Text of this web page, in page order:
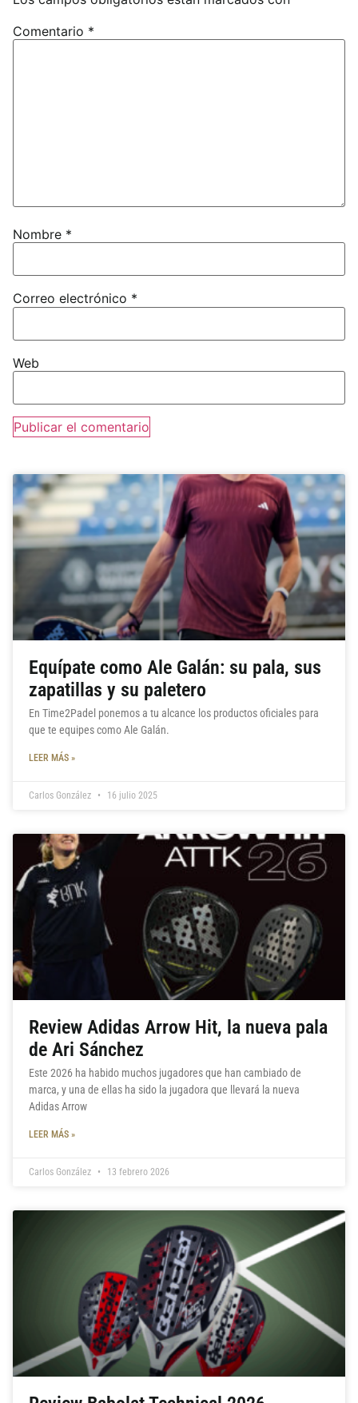
Comentario *
Nombre *
Correo electrónico *
Web
Equípate como Ale Galán: su pala, sus
zapatillas y su paletero
En Time2Padel ponemos a tu alcance los productos oficiales para
que te equipes como Ale Galán.
LEER MÁS »
Carlos González 16 julio 2025
Review Adidas Arrow Hit, la nueva pala
de Ari Sánchez
Este 2026 ha habido muchos jugadores que han cambiado de
marca, y una de ellas ha sido la jugadora que llevará la nueva
Adidas Arrow
LEER MÁS »
Carlos González 13 febrero 2026